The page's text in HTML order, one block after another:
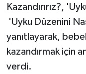
Kazandırırız?,
'Uyku Düzenini
yanıtlayarak,
kazandırmak için
verdi.